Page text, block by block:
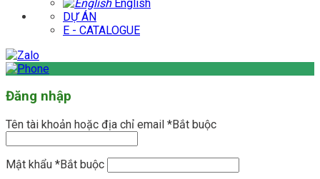
English
DỰ ÁN
E - CATALOGUE
Đăng nhập
Tên tài khoản hoặc địa chỉ email *Bắt buộc
Mật khẩu *Bắt buộc